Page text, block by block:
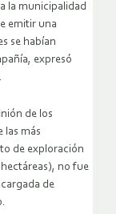
la municipalidad
emitir una
se habían
expresó
de los
las más
de exploración
no fue
de